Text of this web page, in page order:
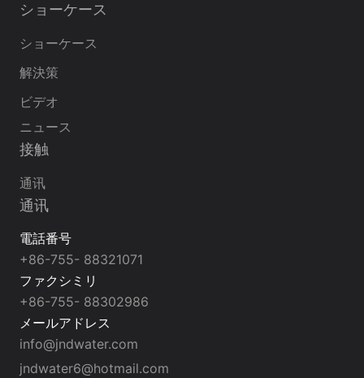
ショーケース
ショーケース
解決策
ビデオ
ニュース
接触
通讯
通讯
電話番号
+86-755- 88321071
ファクシミリ
+86-755- 88302986
メールアドレス
info@jndwater.com
jndwater6@hotmail.com